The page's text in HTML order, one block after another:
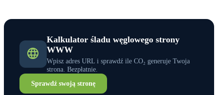
Kalkulator śladu węglowego strony
WWW
Wpisz adres URL i sprawdź ile CO₂ generuje Twoja
strona. Bezpłatnie.
Sprawdź swoją stronę